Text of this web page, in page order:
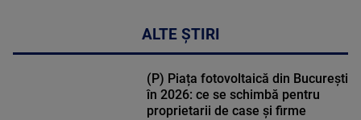
ALTE ȘTIRI
(P) Piața fotovoltaică din București
în 2026: ce se schimbă pentru
proprietarii de case și firme